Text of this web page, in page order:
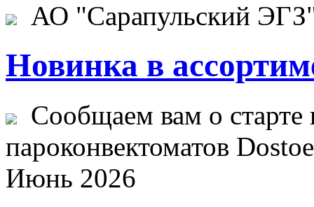
АО "Сарапульский
Новинка в
Сообщаем вам о старте
пароконвектоматов
Июнь 2026